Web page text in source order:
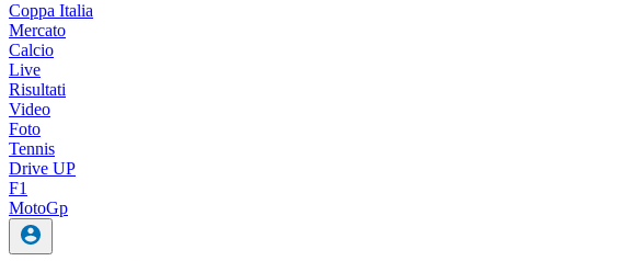
Coppa Italia
Mercato
Calcio
Live
Risultati
Video
Foto
Tennis
Drive UP
F1
MotoGp